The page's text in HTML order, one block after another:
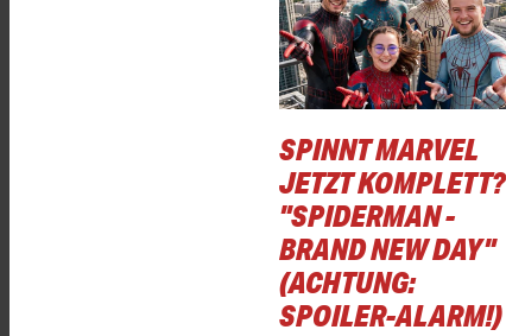
SPINNT MARVEL
JETZT KOMPLETT?
"SPIDERMAN -
BRAND NEW DAY"
(ACHTUNG:
SPOILER-ALARM!)